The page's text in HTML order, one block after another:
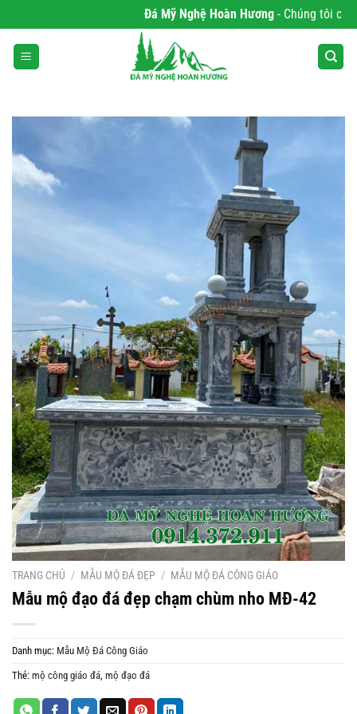
qua
nội
dung
Đá Mỹ Nghệ Hoàn Hương- Chúng tôi
TRANG CHỦ / MẪU MỘ ĐÁ ĐẸP / MẪU MỘ ĐÁ CÔNG GIÁO
Mẫu mộ đạo đá đẹp chạm chùm nho MĐ-42
Danh mục: Mẫu Mộ Đá Công Giáo
Thẻ: mộ công giáo đá, mộ đạo đá